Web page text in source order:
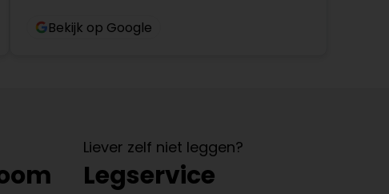
Bekijk op Google
Liever zelf niet leggen?
Legservice